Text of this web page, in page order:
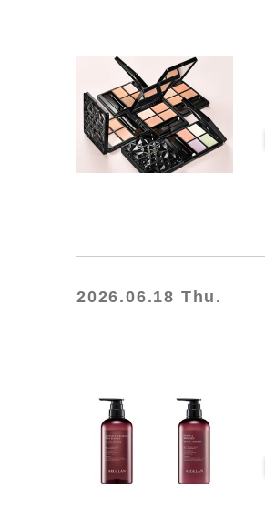
2026.06.18 Thu.